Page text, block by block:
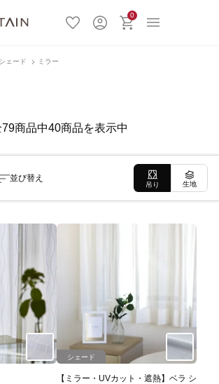
0
シェード ミラー
79商品中40商品を表示中
並び替え
吊り 生地
シェード
【ミラー・UVカット・遮熱】ベラ シ